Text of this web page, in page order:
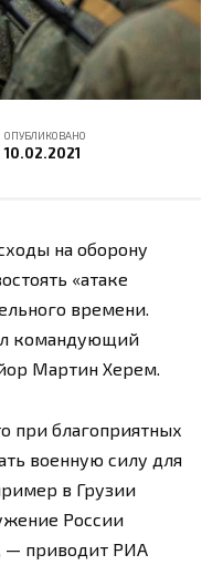
ОПУБЛИКОВАНО
10.02.2021
на оборону
«атаке
времени.
командующий
Мартин Херем.
при благоприятных
военную силу для
в Грузии
России
— приводит РИА